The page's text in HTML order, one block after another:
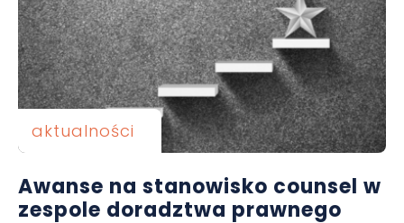
aktualności
Awanse na stanowisko counsel w
zespole doradztwa prawnego